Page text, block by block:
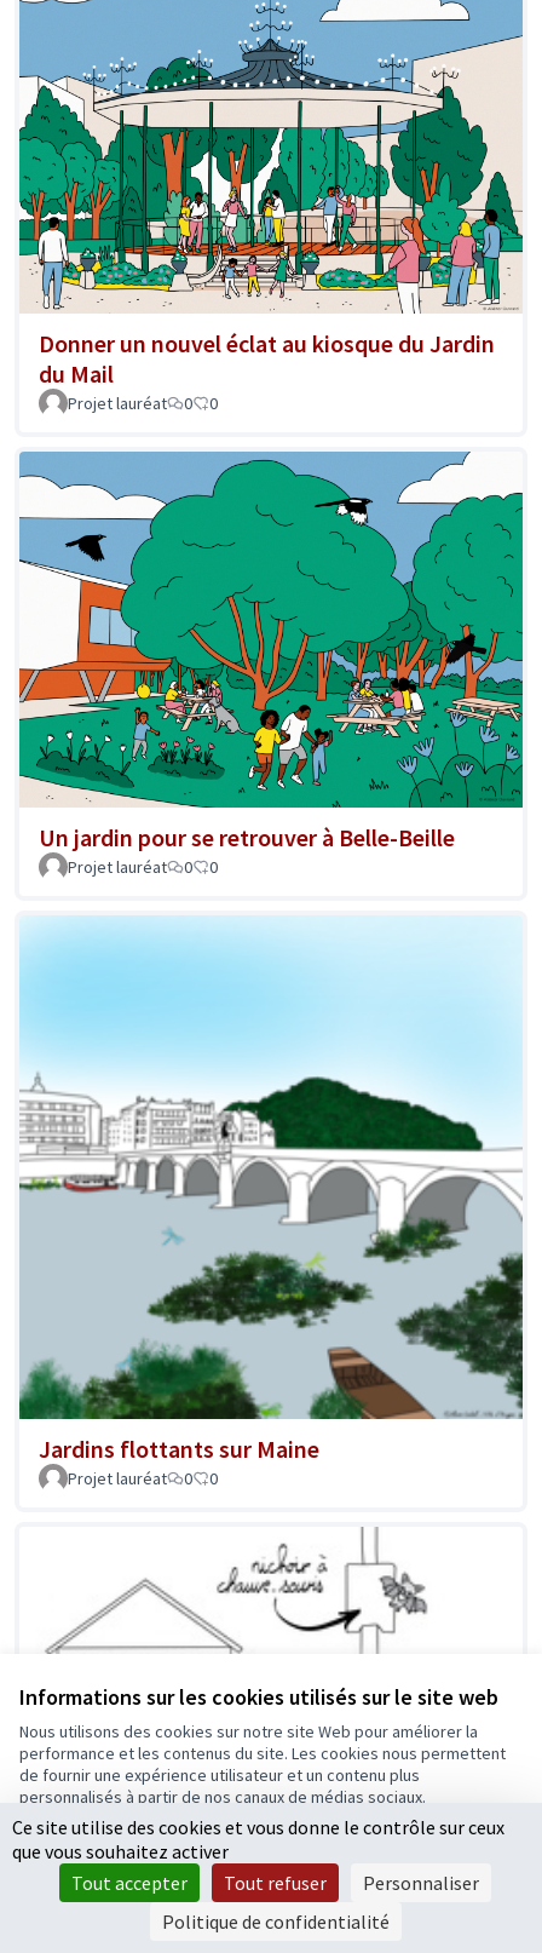
Informations sur les cookies utilisés sur le site web
Nous utilisons des cookies sur notre site Web pour améliorer la
performance et les contenus du site. Les cookies nous permettent
de fournir une expérience utilisateur et un contenu plus
personnalisés à partir de nos canaux de médias sociaux.
Tout accepter
Accepter seulement les cookies essentiels
Paramètres
Donner un nouvel éclat au kiosque du Jardin
du Mail
Projet lauréat 0 0
Un jardin pour se retrouver à Belle-Beille
Projet lauréat 0 0
Jardins flottants sur Maine
Projet lauréat 0 0
Ce site utilise des cookies et vous donne le contrôle sur ceux
que vous souhaitez activer
Tout accepter
Tout refuser
Personnaliser
Politique de confidentialité